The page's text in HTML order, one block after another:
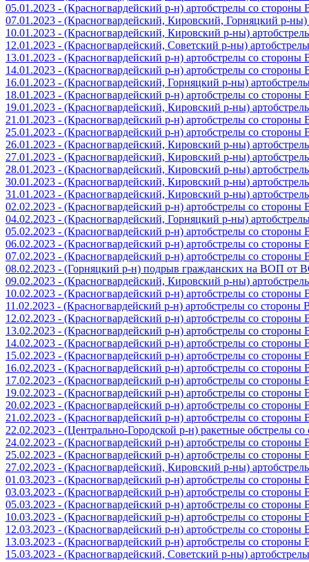
05.01.2023 - (Красногвардейский р-н) артобстрелы со
07.01.2023 - (Красногвардейский, Кировский, Горняцкий р-
10.01.2023 - (Красногвардейский, Кировский р-ны)
12.01.2023 - (Красногвардейский, Советский р-ны)
13.01.2023 - (Красногвардейский р-н) артобстрелы со
14.01.2023 - (Красногвардейский р-н) артобстрелы со
16.01.2023 - (Красногвардейский, Горняцкий р-ны)
18.01.2023 - (Красногвардейский р-н) артобстрелы со
19.01.2023 - (Красногвардейский, Кировский р-ны)
21.01.2023 - (Красногвардейский р-н) артобстрелы со
25.01.2023 - (Красногвардейский р-н) артобстрелы со
26.01.2023 - (Красногвардейский, Кировский р-ны)
27.01.2023 - (Красногвардейский, Кировский р-ны)
28.01.2023 - (Красногвардейский, Кировский р-ны)
30.01.2023 - (Красногвардейский, Кировский р-ны)
31.01.2023 - (Красногвардейский, Кировский р-ны)
02.02.2023 - (Красногвардейский р-н) артобстрелы со
04.02.2023 - (Красногвардейский, Горняцкий р-ны)
05.02.2023 - (Красногвардейский р-н) артобстрелы со
06.02.2023 - (Красногвардейский р-н) артобстрелы со
07.02.2023 - (Красногвардейский р-н) артобстрелы со
08.02.2023 - (Горняцкий р-н) подрыв гражданских на ВОП от
09.02.2023 - (Красногвардейский, Кировский р-ны)
10.02.2023 - (Красногвардейский р-н) артобстрелы со
11.02.2023 - (Красногвардейский р-н) артобстрелы со стороны
12.02.2023 - (Красногвардейский р-н) артобстрелы со
13.02.2023 - (Красногвардейский р-н) артобстрелы со
14.02.2023 - (Красногвардейский р-н) артобстрелы со
15.02.2023 - (Красногвардейский р-н) артобстрелы со
16.02.2023 - (Красногвардейский р-н) артобстрелы со
17.02.2023 - (Красногвардейский р-н) артобстрелы со
19.02.2023 - (Красногвардейский р-н) артобстрелы со
20.02.2023 - (Красногвардейский р-н) артобстрелы со
21.02.2023 - (Красногвардейский р-н) артобстрелы со
22.02.2023 - (Центрально-Городской р-н) ракетные обстрелы
24.02.2023 - (Красногвардейский р-н) артобстрелы со
25.02.2023 - (Красногвардейский р-н) артобстрелы со
27.02.2023 - (Красногвардейский, Кировский р-ны)
01.03.2023 - (Красногвардейский р-н) артобстрелы со
03.03.2023 - (Красногвардейский р-н) артобстрелы со
05.03.2023 - (Красногвардейский р-н) артобстрелы со
10.03.2023 - (Красногвардейский р-н) артобстрелы со
12.03.2023 - (Красногвардейский р-н) артобстрелы со
13.03.2023 - (Красногвардейский р-н) артобстрелы со
15.03.2023 - (Красногвардейский, Советский р-ны)